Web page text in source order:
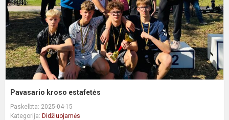
Pavasario kroso estafetės
Paskelbta: 2025-04-15
Kategorija: Didžiuojamės